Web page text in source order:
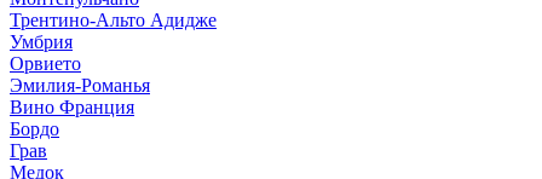
Трентино-Альто Адидже
Умбрия
Орвието
Эмилия-Романья
Вино Франция
Бордо
Грав
Медок